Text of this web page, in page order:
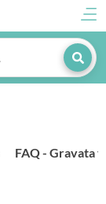
FAQ - Gravata